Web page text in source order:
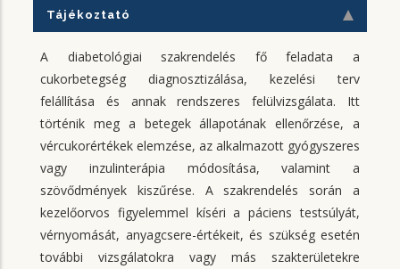
Tájékoztató
A diabetológiai szakrendelés fő feladata a
cukorbetegség diagnosztizálása, kezelési terv
felállítása és annak rendszeres felülvizsgálata. Itt
történik meg a betegek állapotának ellenőrzése, a
vércukorértékek elemzése, az alkalmazott gyógyszeres
vagy inzulinterápia módosítása, valamint a
szövődmények kiszűrése. A szakrendelés során a
kezelőorvos figyelemmel kíséri a páciens testsúlyát,
vérnyomását, anyagcsere-értékeit, és szükség esetén
további vizsgálatokra vagy más szakterületekre